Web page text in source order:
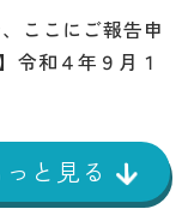
ここにご報告申
令和４年９月１